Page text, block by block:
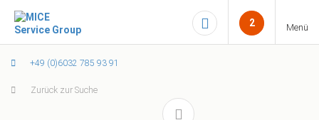
+49 (0)6032 785 93 91
2 Menü
Zurück zur Suche